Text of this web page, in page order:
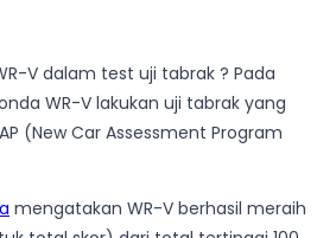
V dalam test uji tabrak ? Pada
WR-V lakukan uji tabrak yang
(New Car Assessment Program
mengatakan WR-V berhasil meraih